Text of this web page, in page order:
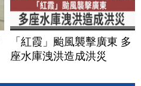
「紅霞」颱風襲擊廣東 多
座水庫洩洪造成洪災